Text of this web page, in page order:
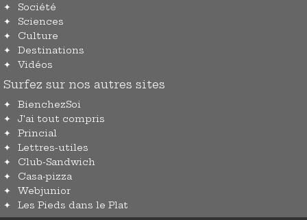
Société
Sciences
Culture
Destinations
Vidéos
Surfez sur nos autres sites
BienchezSoi
J'ai tout compris
Princial
Lettres-utiles
Club-Sandwich
Casa-pizza
Webjunior
Les Pieds dans le Plat